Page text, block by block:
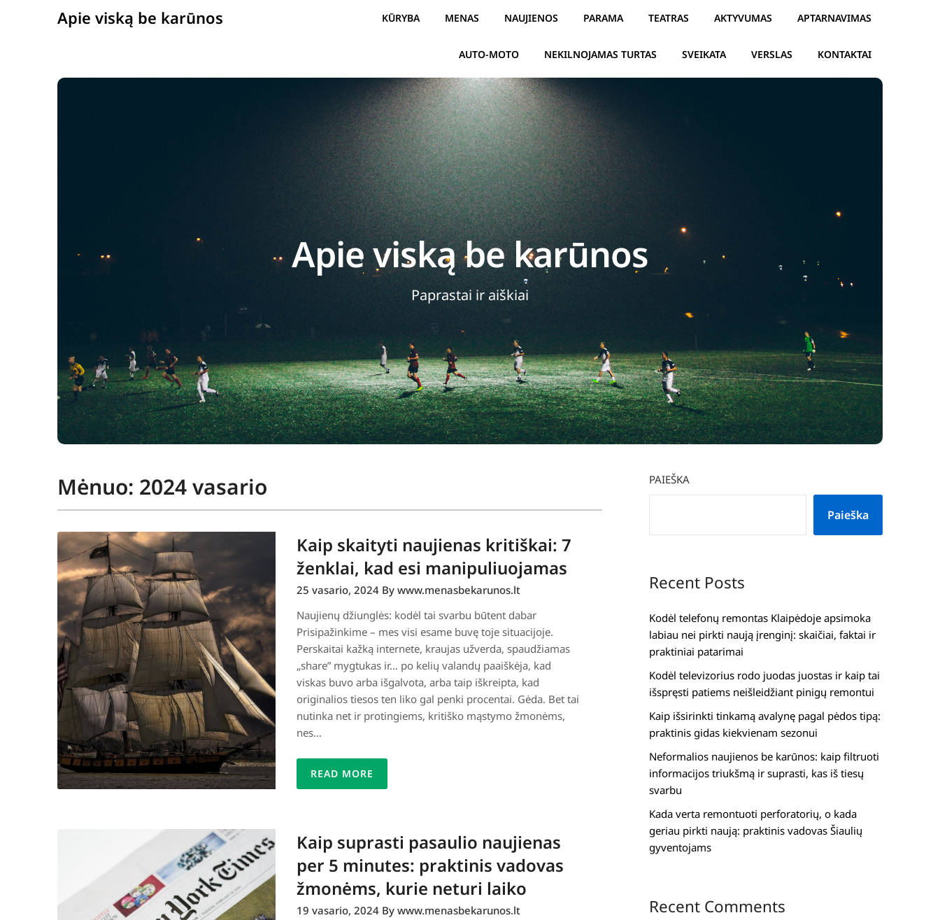
Apie viską be karūnos KŪRYBA MENAS NAUJIENOS PARAMA TEATRAS AKTYVUMAS APTARNAVIMAS
AUTO-MOTO NEKILNOJAMAS TURTAS SVEIKATA VERSLAS KONTAKTAI
Apie viską be karūnos
Paprastai ir aiškiai
Mėnuo: 2024 vasario
Kaip skaityti naujienas kritiškai: 7
ženklai, kad esi manipuliuojamas
25 vasario, 2024 By www.menasbekarunos.lt
Naujienų džiunglės: kodėl tai svarbu būtent dabar
Prisipažinkime – mes visi esame buvę toje situacijoje.
Perskaitai kažką internete, kraujas užverda, spaudžiamas
„share” mygtukas ir… po kelių valandų paaiškėja, kad
viskas buvo arba išgalvota, arba taip iškreipta, kad
originalios tiesos ten liko gal penki procentai. Gėda. Bet tai
nutinka net ir protingiems, kritiško mąstymo žmonėms,
nes…
READ MORE
Kaip suprasti pasaulio naujienas
per 5 minutes: praktinis vadovas
žmonėms, kurie neturi laiko
19 vasario, 2024 By www.menasbekarunos.lt
PAIEŠKA
Paieška
Recent Posts
Kodėl telefonų remontas Klaipėdoje apsimoka
labiau nei pirkti naują įrenginį: skaičiai, faktai ir
praktiniai patarimai
Kodėl televizorius rodo juodas juostas ir kaip tai
išspręsti patiems neišleidžiant pinigų remontui
Kaip išsirinkti tinkamą avalynę pagal pėdos tipą:
praktinis gidas kiekvienam sezonui
Neformalios naujienos be karūnos: kaip filtruoti
informacijos triukšmą ir suprasti, kas iš tiesų
svarbu
Kada verta remontuoti perforatorių, o kada
geriau pirkti naują: praktinis vadovas Šiaulių
gyventojams
Recent Comments